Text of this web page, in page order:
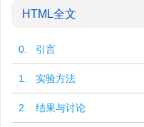
HTML全文
0. 引言
1. 实验方法
2. 结果与讨论